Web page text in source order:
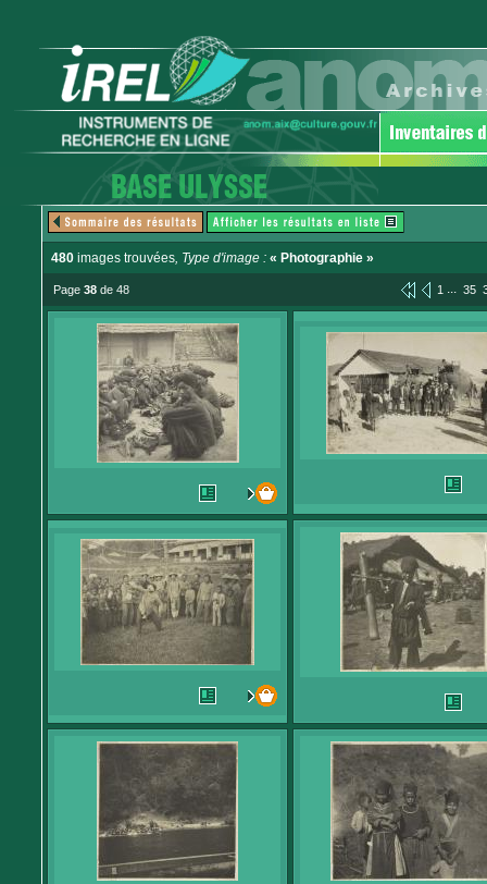
480 images trouvées, Type d'image : « Photographie »
Page 38 de 48 1 ... 35